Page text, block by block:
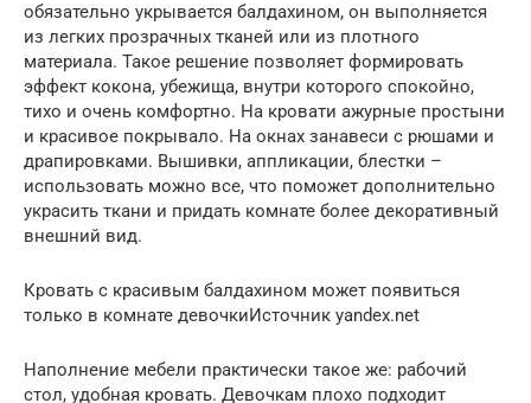
обязательно укрывается балдахином, он выполняется
из легких прозрачных тканей или из плотного
материала. Такое решение позволяет формировать
эффект кокона, убежища, внутри которого спокойно,
тихо и очень комфортно. На кровати ажурные простыни
и красивое покрывало. На окнах занавеси с рюшами и
драпировками. Вышивки, аппликации, блестки –
использовать можно все, что поможет дополнительно
украсить ткани и придать комнате более декоративный
внешний вид.
Кровать с красивым балдахином может появиться
только в комнате девочкиИсточник yandex.net
Наполнение мебели практически такое же: рабочий
стол, удобная кровать. Девочкам плохо подходит